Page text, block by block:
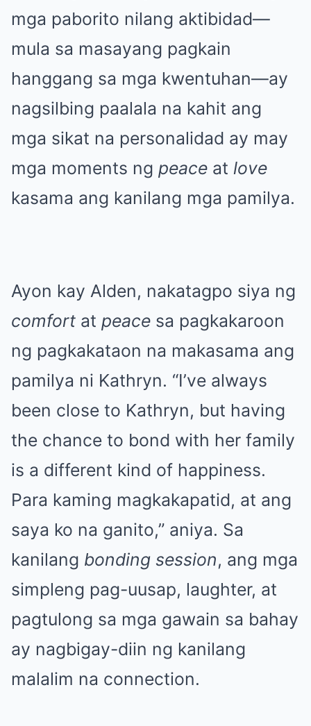
mga paborito nilang aktibidad—
mula sa masayang pagkain
hanggang sa mga kwentuhan—ay
nagsilbing paalala na kahit ang
mga sikat na personalidad ay may
mga moments ng peace at love
kasama ang kanilang mga pamilya.
Ayon kay Alden, nakatagpo siya ng
comfort at peace sa pagkakaroon
ng pagkakataon na makasama ang
pamilya ni Kathryn. “I’ve always
been close to Kathryn, but having
the chance to bond with her family
is a different kind of happiness.
Para kaming magkakapatid, at ang
saya ko na ganito,” aniya. Sa
kanilang bonding session, ang mga
simpleng pag-uusap, laughter, at
pagtulong sa mga gawain sa bahay
ay nagbigay-diin ng kanilang
malalim na connection.